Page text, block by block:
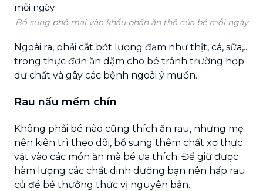
Bổ sung phô mai vào khẩu phần ăn thô của bé mỗi ngày
Ngoài ra, phải cắt bớt lượng đạm như thịt, cá, sữa,...
trong thực đơn ăn dặm cho bé tránh trường hợp
dư chất và gây các bệnh ngoài ý muốn.
Rau nấu mềm chín
Không phải bé nào cũng thích ăn rau, nhưng mẹ
nên kiên trì theo dõi, bổ sung thêm chất xơ thực
vật vào các món ăn mà bé ưa thích. Để giữ được
hàm lượng các chất dinh dưỡng bạn nên hấp rau
củ để bé thưởng thức vị nguyên bản.